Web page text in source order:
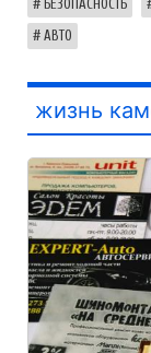
БЕЗОПАСНОСТЬ
АВТО
жизнь